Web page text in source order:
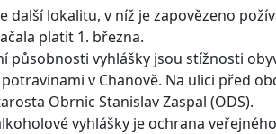
další lokalitu, v níž je zapovězeno
platit 1. března.
působnosti vyhlášky jsou stížnosti
v Chanově. Na ulici před
Obrnic Stanislav Zaspal (ODS).
vyhlášky je ochrana